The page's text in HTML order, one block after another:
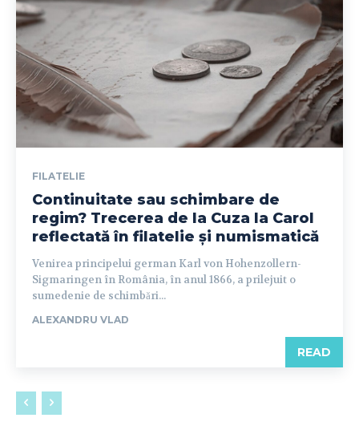
FILATELIE
Continuitate sau schimbare de
regim? Trecerea de la Cuza la Carol
reflectată în filatelie și numismatică
Venirea principelui german Karl von Hohenzollern-
Sigmaringen în România, în anul 1866, a prilejuit o
sumedenie de schimbări...
ALEXANDRU VLAD
READ